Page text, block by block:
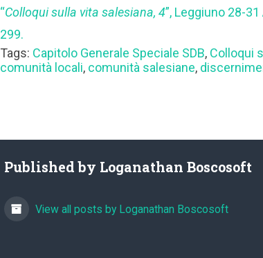
“Colloqui sulla vita salesiana, 4”, Leggiuno 28-
299.
Tags: Capitolo Generale Speciale SDB, Colloqui
comunità locali, comunità salesiane,
Published by Loganathan Boscosoft
View all posts by Loganathan Boscosoft